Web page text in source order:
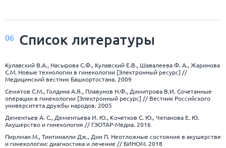
06 Список литературы
Кулавский В.А., Насырова С.Ф., Кулавский Е.В., Шавалеева Ф. А., Жаринова
С.М. Новые технологии в гинекологии [Электронный ресурс] //
Медицинский вестник Башкортостана. 2009
Семятов С.М., Голдина А.Я., Плавунов Н.Ф., Димитрова В.И. Сочетанные
операции в гинекологии [Электронный ресурс] // Вестник Российского
университета дружбы народов. 2005
Дементьев А. С., Дементьева И. Ю., Кочетков С. Ю., Чепанова Е. Ю.
Акушерство и гинекология // ГЭОТАР-Медиа. 2016
Пирлман М., Тинтиналли Дж., Дин П. Неотложные состояния в акушерстве
и гинекологии: диагностика и лечение // БИНОМ. 2018